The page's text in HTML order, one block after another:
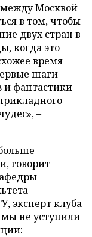
Москвой
в том, чтобы
двух стран в
когда это
время
шаги
и фантастики
–
говорит
эксперт клуба
мы не уступили